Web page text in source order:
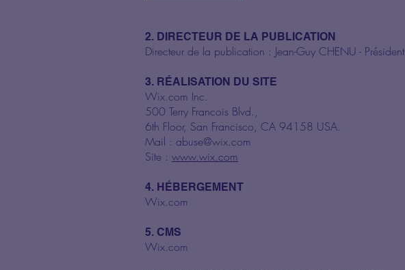
2. DIRECTEUR DE LA PUBLICATION
Directeur de la publication : Jean-Guy CHENU - Président
3. RÉALISATION DU SITE
Wix.com Inc.
500 Terry Francois Blvd.,
6th Floor, San Francisco, CA 94158 USA.
Mail : abuse@wix.com
Site : www.wix.com
4. HÉBERGEMENT
Wix.com
5. CMS
Wix.com